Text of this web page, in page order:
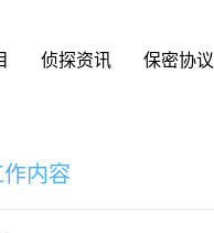
侦探资讯 保密协议
内容